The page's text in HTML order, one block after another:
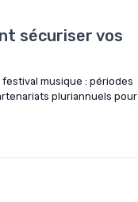
sécuriser vos
musique : périodes
pluriannuels pour